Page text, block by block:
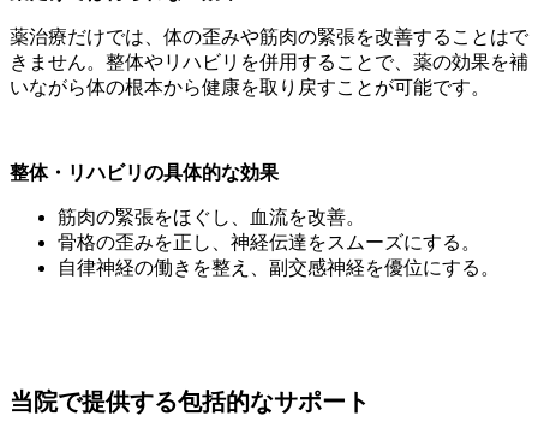
薬治療だけでは、体の歪みや筋肉の緊張を改善することはで
きません。整体やリハビリを併用することで、薬の効果を補
いながら体の根本から健康を取り戻すことが可能です。
整体・リハビリの具体的な効果
筋肉の緊張をほぐし、血流を改善。
骨格の歪みを正し、神経伝達をスムーズにする。
自律神経の働きを整え、副交感神経を優位にする。
当院で提供する包括的なサポート